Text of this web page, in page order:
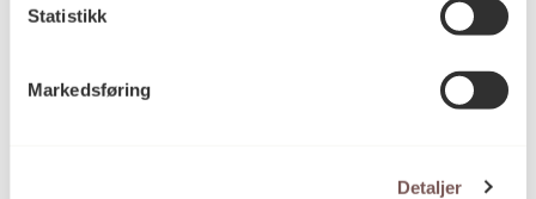
Statistikk
Markedsføring
Detaljer
Postadresse